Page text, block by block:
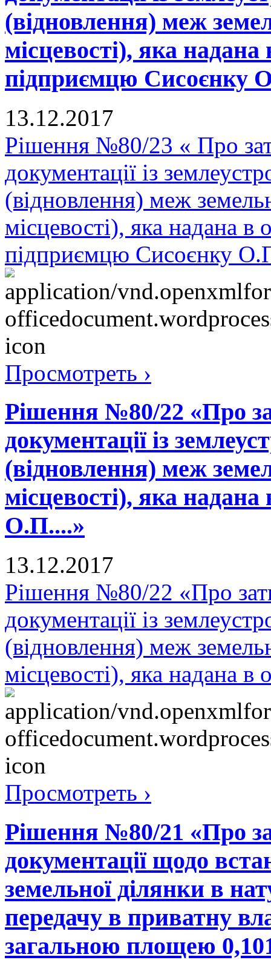
(відновлення) меж
місцевості), яка надана
підприємцю Сисоєнку
13.12.2017
Рішення №80/23 « Про
документації із
(відновлення) меж
місцевості), яка надана в
підприємцю Сисоєнку
Просмотреть ›
Рішення №80/22 «Про
документації із
(відновлення) меж
місцевості), яка
О.П....»
13.12.2017
Рішення №80/22 «Про
документації із
(відновлення) меж
місцевості), яка надана
Просмотреть ›
Рішення №80/21 «Про
документації щодо
земельної ділянки в
передачу в приватну
загальною площею